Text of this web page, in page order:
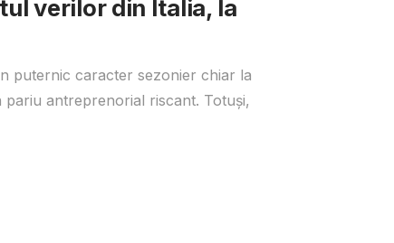
verilor din Italia, la
puternic caracter sezonier chiar la
antreprenorial riscant. Totuși,